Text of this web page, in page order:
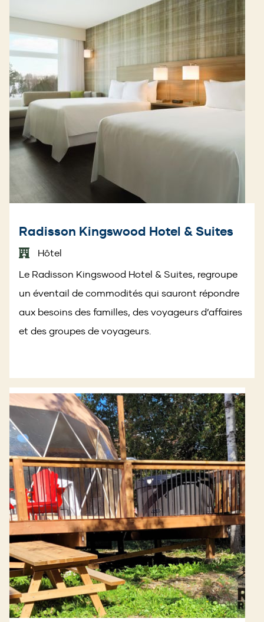
Radisson Kingswood Hotel & Suites
Hôtel
Le Radisson Kingswood Hotel & Suites, regroupe
un éventail de commodités qui sauront répondre
aux besoins des familles, des voyageurs d’affaires
et des groupes de voyageurs.